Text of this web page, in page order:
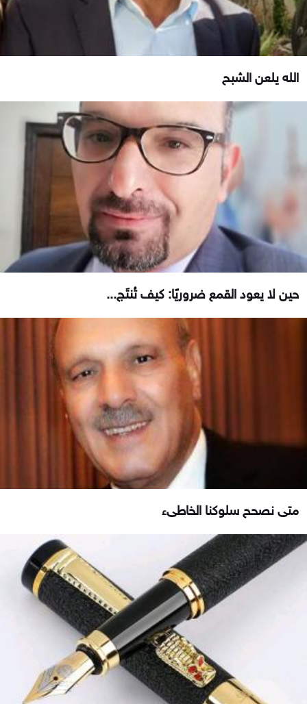
الله يلعن الشبح
حين لا يعود القمع ضروريًا: كيف تُنتَج...
متى نصحح سلوكنا الخاطىء